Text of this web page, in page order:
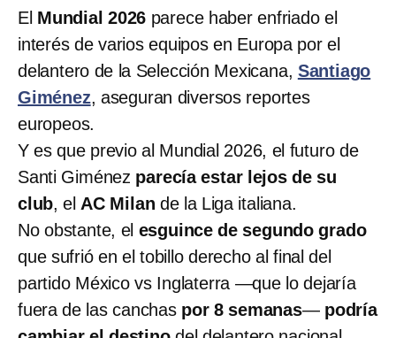
El Mundial 2026 parece haber enfriado el
interés de varios equipos en Europa por el
delantero de la Selección Mexicana, Santiago
Giménez, aseguran diversos reportes
europeos.
Y es que previo al Mundial 2026, el futuro de
Santi Giménez parecía estar lejos de su
club, el AC Milan de la Liga italiana.
No obstante, el esguince de segundo grado
que sufrió en el tobillo derecho al final del
partido México vs Inglaterra —que lo dejaría
fuera de las canchas por 8 semanas— podría